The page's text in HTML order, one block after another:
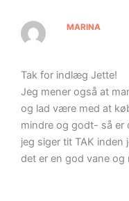
MARINA
Tak for indlæg Jette!
Jeg mener også at
og lad være med at
mindre og godt- så er
jeg siger tit TAK inden
det er en god vane og